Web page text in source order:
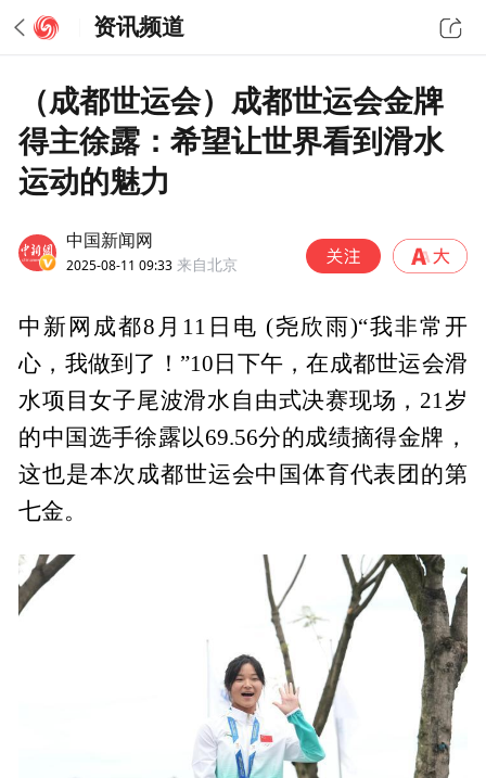
资讯频道
（成都世运会）成都世运会金牌
得主徐露：希望让世界看到滑水
运动的魅力
中国新闻网
2025-08-11 09:33 来自北京
中新网成都8月11日电 (尧欣雨)“我非常开
心，我做到了！”10日下午，在成都世运会滑
水项目女子尾波滑水自由式决赛现场，21岁
的中国选手徐露以69.56分的成绩摘得金牌，
这也是本次成都世运会中国体育代表团的第
七金。